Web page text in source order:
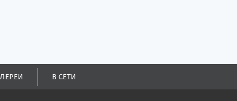
В СЕТИ